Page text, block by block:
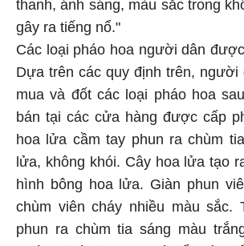
gây ra tiếng nổ."
Các loại pháo hoa người dân
Dựa trên các quy định trên,
mua và đốt các loại pháo hoa
bán tại các cửa hàng được cấp
hoa lửa cầm tay phun ra chùm
lửa, không khói. Cây hoa lửa tạo
hình bông hoa lửa. Giàn phun
chùm viên cháy nhiều màu sắc.
phun ra chùm tia sáng màu